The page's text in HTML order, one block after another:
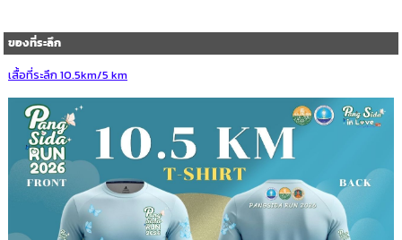
ของที่ระลึก
เสื้อที่ระลึก 10.5km/5 km